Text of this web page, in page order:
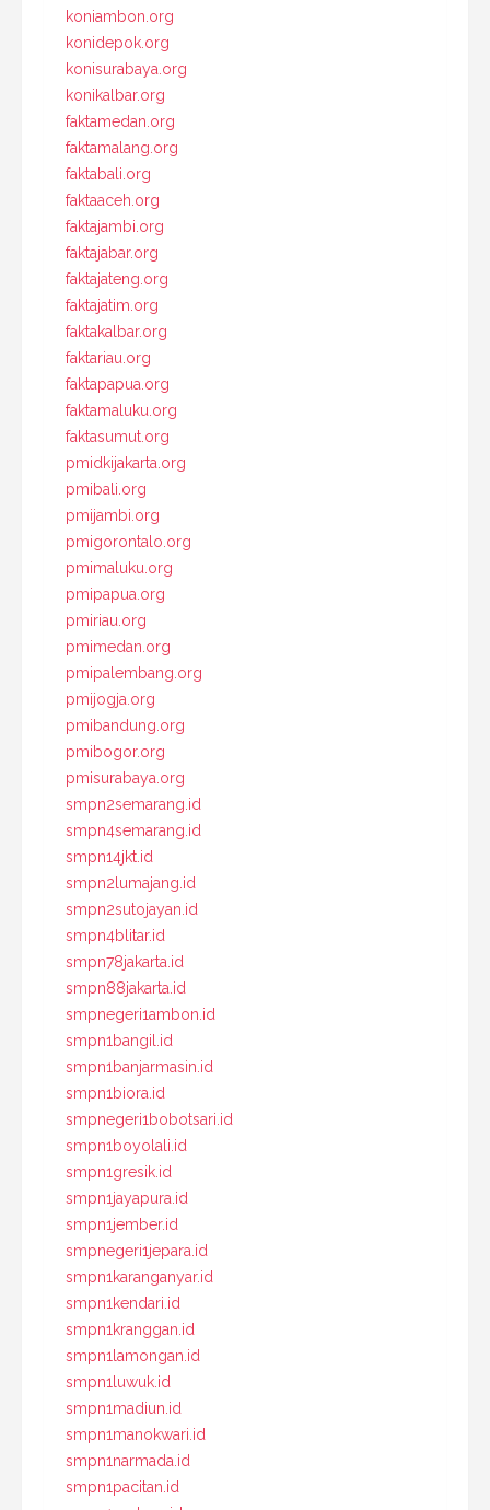
koniambon.org
konidepok.org
konisurabaya.org
konikalbar.org
faktamedan.org
faktamalang.org
faktabali.org
faktaaceh.org
faktajambi.org
faktajabar.org
faktajateng.org
faktajatim.org
faktakalbar.org
faktariau.org
faktapapua.org
faktamaluku.org
faktasumut.org
pmidkijakarta.org
pmibali.org
pmijambi.org
pmigorontalo.org
pmimaluku.org
pmipapua.org
pmiriau.org
pmimedan.org
pmipalembang.org
pmijogja.org
pmibandung.org
pmibogor.org
pmisurabaya.org
smpn2semarang.id
smpn4semarang.id
smpn14jkt.id
smpn2lumajang.id
smpn2sutojayan.id
smpn4blitar.id
smpn78jakarta.id
smpn88jakarta.id
smpnegeri1ambon.id
smpn1bangil.id
smpn1banjarmasin.id
smpn1biora.id
smpnegeri1bobotsari.id
smpn1boyolali.id
smpn1gresik.id
smpn1jayapura.id
smpn1jember.id
smpnegeri1jepara.id
smpn1karanganyar.id
smpn1kendari.id
smpn1kranggan.id
smpn1lamongan.id
smpn1luwuk.id
smpn1madiun.id
smpn1manokwari.id
smpn1narmada.id
smpn1pacitan.id